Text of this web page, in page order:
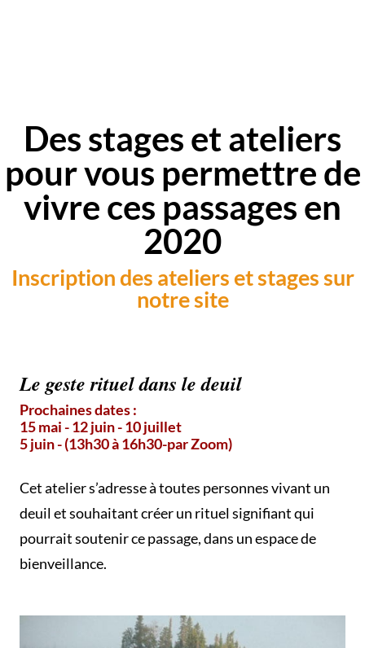
Des stages et ateliers
pour vous permettre de
vivre ces passages en
2020
Inscription des ateliers et stages sur
notre site
Le geste rituel dans le deuil
Prochaines dates :
15 mai - 12 juin - 10 juillet
5 juin - (13h30 à 16h30-par Zoom)
Cet atelier s’adresse à toutes personnes vivant un
deuil et souhaitant créer un rituel signifiant qui
pourrait soutenir ce passage, dans un espace de
bienveillance.